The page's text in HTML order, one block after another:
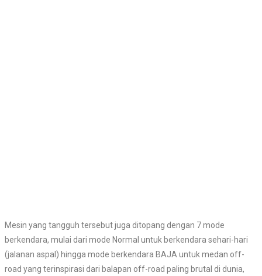
Mesin yang tangguh tersebut juga ditopang dengan 7 mode
berkendara, mulai dari mode Normal untuk berkendara sehari-hari
(jalanan aspal) hingga mode berkendara BAJA untuk medan off-
road yang terinspirasi dari balapan off-road paling brutal di dunia,